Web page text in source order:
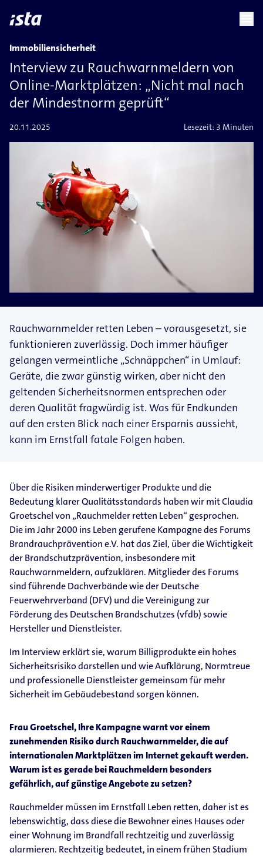
languagechevron_right
Immobiliensicherheit
Interview zu Rauchwarnmeldern von
Online-Marktplätzen: „Nicht mal nach
der Mindestnorm geprüft“
20.11.2025 Lesezeit: 3 Minuten
Rauchwarnmelder retten Leben – vorausgesetzt, sie
funktionieren zuverlässig. Doch immer häufiger
gelangen vermeintliche „Schnäppchen“ in Umlauf:
Geräte, die zwar günstig wirken, aber nicht den
geltenden Sicherheitsnormen entsprechen oder
deren Qualität fragwürdig ist. Was für Endkunden
auf den ersten Blick nach einer Ersparnis aussieht,
kann im Ernstfall fatale Folgen haben.
Über die Risiken minderwertiger Produkte und die
Bedeutung klarer Qualitätsstandards haben wir mit Claudia
Groetschel von „Rauchmelder retten Leben“ gesprochen.
Die im Jahr 2000 ins Leben gerufene Kampagne des Forums
Brandrauchprävention e.V. hat das Ziel, über die Wichtigkeit
der Brandschutzprävention, insbesondere mit
Rauchwarnmeldern, aufzuklären. Mitglieder des Forums
sind führende Dachverbände wie der Deutsche
Feuerwehrverband (DFV) und die Vereinigung zur
Förderung des Deutschen Brandschutzes (vfdb) sowie
Hersteller und Dienstleister.
Im Interview erklärt sie, warum Billigprodukte ein hohes
Sicherheitsrisiko darstellen und wie Aufklärung, Normtreue
und professionelle Dienstleister gemeinsam für mehr
Sicherheit im Gebäudebestand sorgen können.
Frau Groetschel, Ihre Kampagne warnt vor einem
zunehmenden Risiko durch Rauchwarnmelder, die auf
internationalen Marktplätzen im Internet gekauft werden.
Warum ist es gerade bei Rauchmeldern besonders
gefährlich, auf günstige Angebote zu setzen?
Rauchmelder müssen im Ernstfall Leben retten, daher ist es
lebenswichtig, dass diese die Bewohner eines Hauses oder
einer Wohnung im Brandfall rechtzeitig und zuverlässig
alarmieren. Rechtzeitig bedeutet, in einem frühen Stadium